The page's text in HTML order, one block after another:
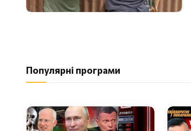
Популярні програми